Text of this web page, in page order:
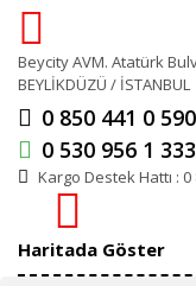
Beycity AVM. Atatürk
BEYLİKDÜZÜ / İSTANBUL
0 850 441 0 590
0 530 956 1 333
Kargo Destek Hattı : 0
Haritada Göster